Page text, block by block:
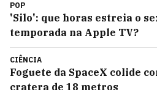
POP
'Silo': que horas estreia o
temporada na Apple TV?
CIÊNCIA
Foguete da SpaceX colide
cratera de 18 metros